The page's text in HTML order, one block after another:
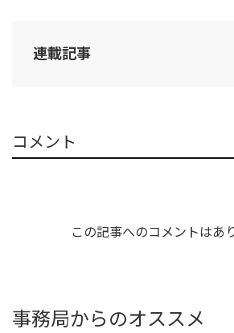
連載記事
コメント
この記事へのコメントはあ
事務局からのオススメ